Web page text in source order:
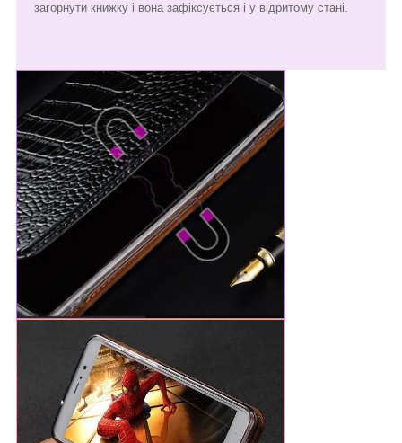
загорнути книжку і вона зафіксується і у відритому стані.